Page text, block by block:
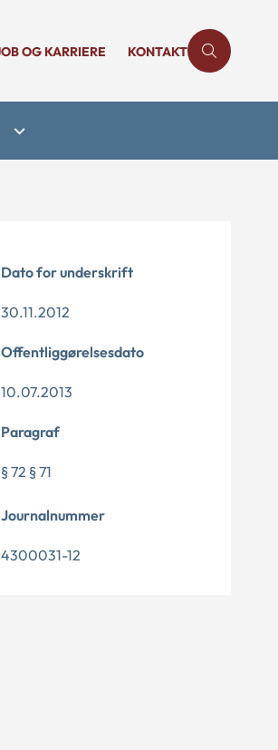
OG KARRIERE KONTAKT
Dato for underskrift
30.11.2012
Offentliggørelsesdato
10.07.2013
Paragraf
§ 72 § 71
Journalnummer
4300031-12